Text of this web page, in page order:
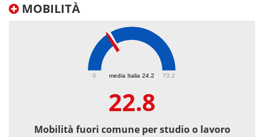
MOBILITÀ
media Italia 24.2
0 73.2
22.8
Mobilità fuori comune per studio o lavoro